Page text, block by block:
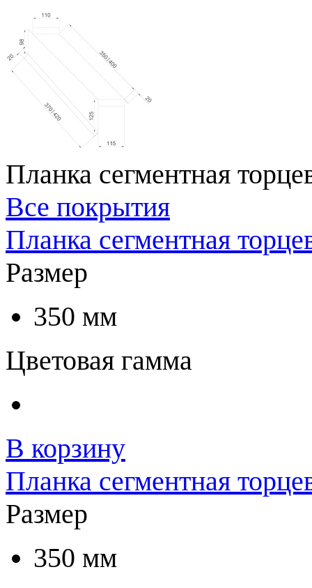
Планка сегментная
Все покрытия
Планка сегментная
Размер
350 мм
Цветовая гамма
В корзину
Планка сегментная
Размер
350 мм